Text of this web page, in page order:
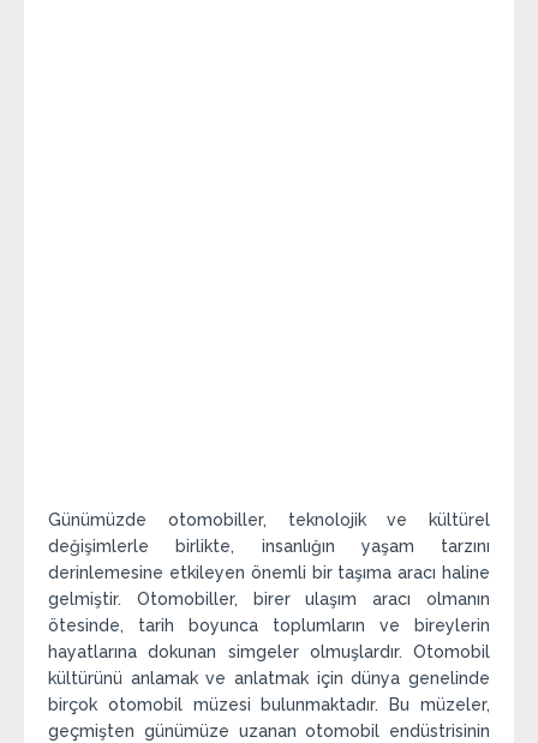
Günümüzde otomobiller, teknolojik ve kültürel
değişimlerle birlikte, insanlığın yaşam tarzını
derinlemesine etkileyen önemli bir taşıma aracı haline
gelmiştir. Otomobiller, birer ulaşım aracı olmanın
ötesinde, tarih boyunca toplumların ve bireylerin
hayatlarına dokunan simgeler olmuşlardır. Otomobil
kültürünü anlamak ve anlatmak için dünya genelinde
birçok otomobil müzesi bulunmaktadır. Bu müzeler,
geçmişten günümüze uzanan otomobil endüstrisinin